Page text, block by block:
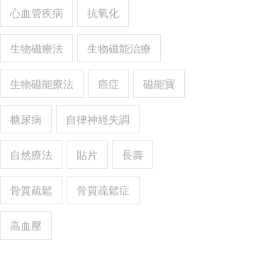
心血管疾病 抗氧化
生物磁療法 生物磁能治療
生物磁能療法 癌症 磁能寶
糖尿病 自律神經失調
自然療法 貼片 長壽
骨質疏鬆 骨質疏鬆症
高血壓